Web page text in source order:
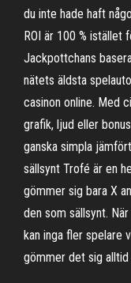
du inte hade haft
ROI är 100 % istället
Jackpottchans
nätets äldsta
casinon online. Med
grafik, ljud eller
ganska simpla
sällsynt Trofé är en
gömmer sig bara X
den som sällsynt.
kan inga fler spelare
gömmer det sig alltid